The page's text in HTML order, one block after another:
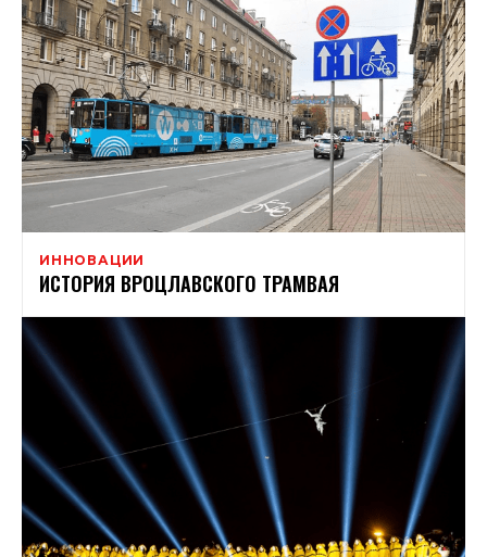
ИННОВАЦИИ
ИСТОРИЯ ВРОЦЛАВСКОГО ТРАМВАЯ